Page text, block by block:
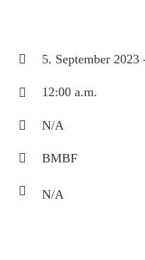
5. September 2023
12:00 a.m.
N/A
BMBF